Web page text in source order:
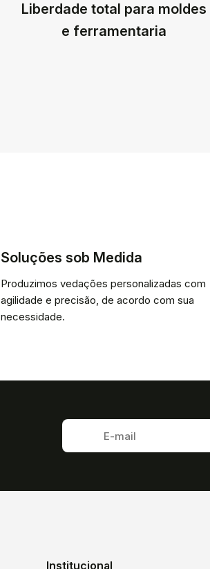
Liberdade total para moldes
e ferramentaria
Soluções sob Medida
Produzimos vedações personalizadas com
agilidade e precisão, de acordo com sua
necessidade.
Institucional